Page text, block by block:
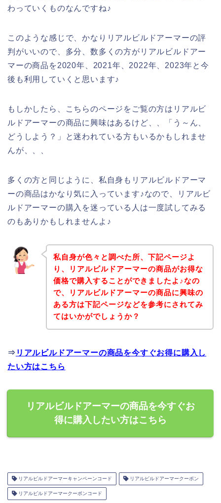
わっていくものなんですね♪
このような感じで、かなりリアルビルドアーマーの評
判がいいので、多分、数多くの方がリアルビルドアー
マーの商品を2020年、2021年、2022年、2023年と今
後も利用していくと思います♪
もしかしたら、こちらのページをご覧の方はリアルビ
ルドアーマーの商品に興味はあるけど、、「う～ん、
どうしよう？」と迷われている方もいるかもしれませ
んが、、、
多くの方と同じように、私自身もリアルビルドアーマ
ーの商品はかなり気に入っています♪なので、リアルビ
ルドアーマーの購入を迷っている人は一度試してみる
のもありかもしれませんよ♪
私自身が色々と調べた所、下記ページよ
り、リアルビルドアーマーの商品がお得な
価格で購入することができましたよ♪なの
で、リアルビルドアーマーの商品に興味の
ある方は下記ページなどを参考にされてみ
てはいかがでしょうか？
⇒ リアルビルドアーマーの商品を今すぐお得に購入し
たい方はこちら
リアルビルドアーマーの商品を今すぐお
得に購入したい方はこちら
リアルビルドアーマーキャンペーンコード リアルビルドアーマークーポン
リアルビルドアーマークーポンコード